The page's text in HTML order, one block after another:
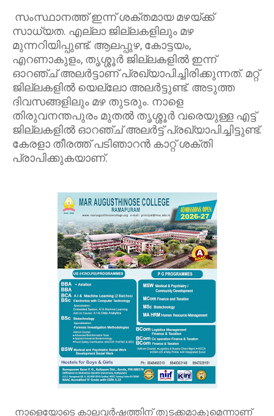
സംസ്ഥാനത്ത് ഇന്ന് ശക്തമായ മഴയ്ക്ക്
സാധ്യത. എല്ലാ ജില്ലകളിലും മഴ
മുന്നറിയിപ്പുണ്ട്. ആലപ്പുഴ, കോട്ടയം,
എറണാകുളം, തൃശ്ശൂർ ജില്ലകളിൽ ഇന്ന്
ഓറഞ്ച് അലർട്ടാണ് പ്രഖ്യാപിച്ചിരിക്കുന്നത്. മറ്റ്
ജില്ലകളിൽ യെല്ലോ അലർട്ടുണ്ട്. അടുത്ത
ദിവസങ്ങളിലും മഴ തുടരും. നാളെ
തിരുവനന്തപുരം മുതൽ തൃശ്ശൂർ വരെയുള്ള എട്ട്
ജില്ലകളിൽ ഓറഞ്ച് അലർട്ട് പ്രഖ്യാപിച്ചിട്ടുണ്ട്.
കേരളാ തീരത്ത് പടിഞാറൻ കാറ്റ് ശക്തി
പ്രാപിക്കുകയാണ്.
നാളെയോടെ കാലവർഷത്തിന് തുടക്കമാകുമെന്നാണ്